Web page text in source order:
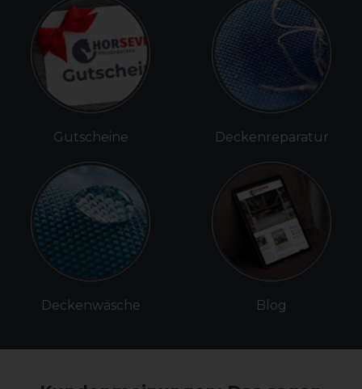
Gutscheine
Deckenwäsche
Deckenreparatur
Blog